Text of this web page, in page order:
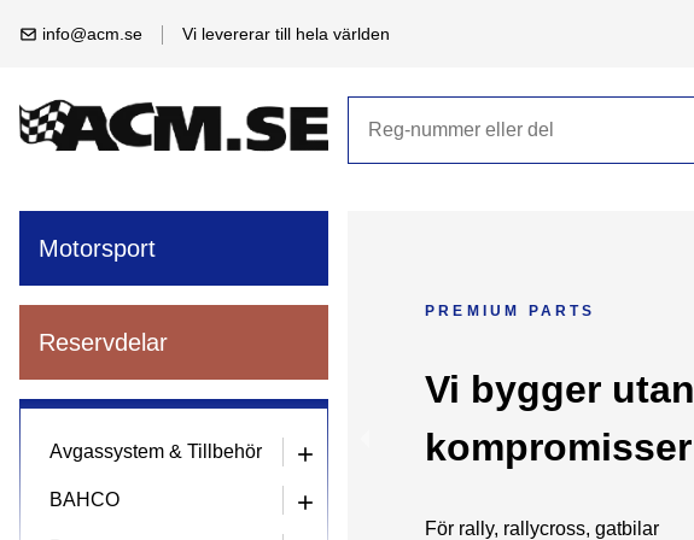
info@acm.se Vi levererar till hela världen
PREMIUM PARTS
Vi bygger utan
kompromisser
För rally, rallycross, gatbilar
Motorsport
Reservdelar
Avgassystem & Tillbehör +
BAHCO +